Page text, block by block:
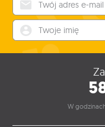
99,95 zł
W